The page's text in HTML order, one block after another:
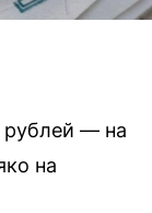
рублей — на
на